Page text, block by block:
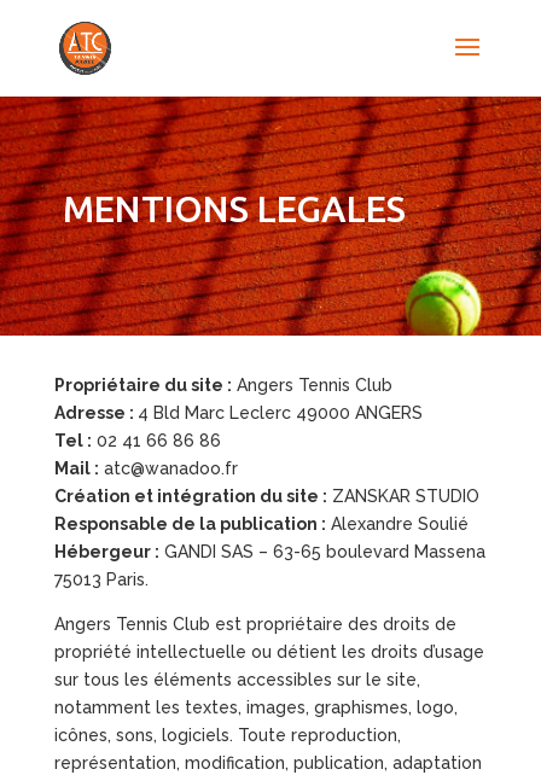
MENTIONS LEGALES
Propriétaire du site : Angers Tennis Club
Adresse : 4 Bld Marc Leclerc 49000 ANGERS
Tel : 02 41 66 86 86
Mail : atc@wanadoo.fr
Création et intégration du site : ZANSKAR STUDIO
Responsable de la publication : Alexandre Soulié
Hébergeur : GANDI SAS – 63-65 boulevard Massena
75013 Paris.
Angers Tennis Club est propriétaire des droits de
propriété intellectuelle ou détient les droits d’usage
sur tous les éléments accessibles sur le site,
notamment les textes, images, graphismes, logo,
icônes, sons, logiciels. Toute reproduction,
représentation, modification, publication, adaptation